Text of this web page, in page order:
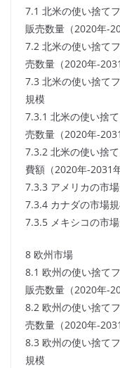
7.1 北米の使い捨て
販売数量（2020年-
7.2 北米の使い捨て
売数量（2020年-2031
7.3 北米の使い捨て
規模
7.3.1 北米の使い捨
売数量（2020年-2031
7.3.2 北米の使い捨
費額（2020年-2031年
7.3.3 アメリカの市
7.3.4 カナダの市場
7.3.5 メキシコの市
8 欧州市場
8.1 欧州の使い捨て
販売数量（2020年-
8.2 欧州の使い捨て
売数量（2020年-2031
8.3 欧州の使い捨て
規模